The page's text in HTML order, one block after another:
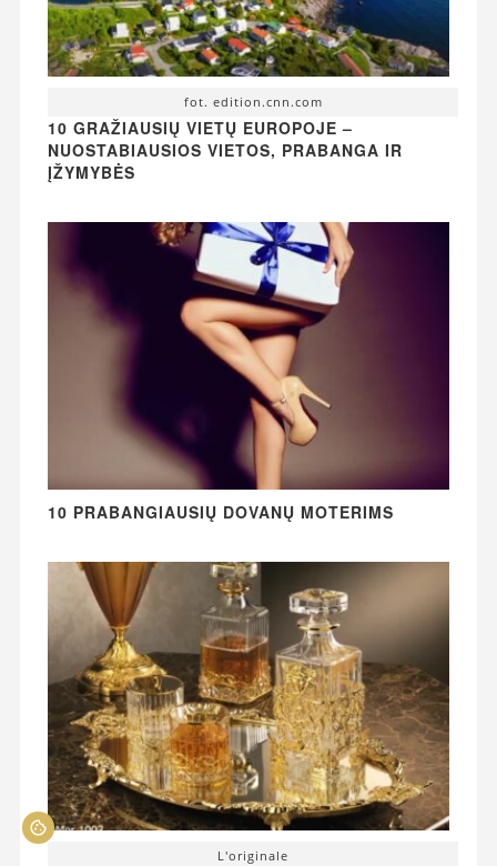
fot. edition.cnn.com
10 GRAŽIAUSIŲ VIETŲ EUROPOJE –
NUOSTABIAUSIOS VIETOS, PRABANGA IR
ĮŽYMYBĖS
10 PRABANGIAUSIŲ DOVANŲ MOTERIMS
L'originale